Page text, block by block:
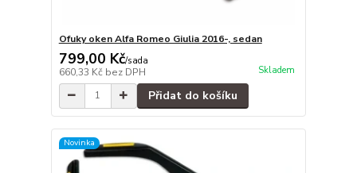
Ofuky oken Alfa Romeo Giulia 2016-, sedan
799,00 Kč/sada
660,33 Kč bez DPH Skladem
Přidat do košíku
Novinka